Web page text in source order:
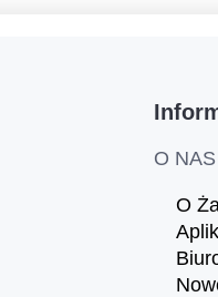
O NAS
O